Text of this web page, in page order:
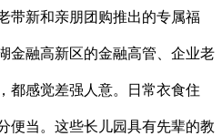
带新和亲朋团购推出的专属福
金融高新区的金融高管、企业老
都感觉差强人意。日常衣食住
便当。这些长儿园具有先辈的教